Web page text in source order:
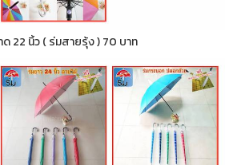
ด 22 นิ้ว ( ร่มสายรุ้ง ) 70 บาท